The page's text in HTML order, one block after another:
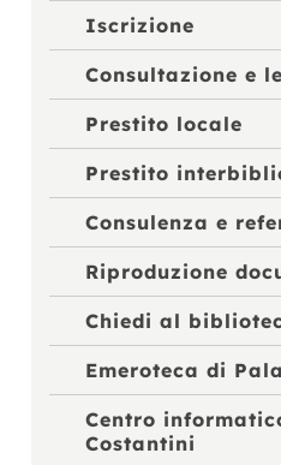
Iscrizione
Consultazione e
Prestito locale
Prestito
Consulenza e
Riproduzione
Chiedi al
Emeroteca di
Centro
Costantini